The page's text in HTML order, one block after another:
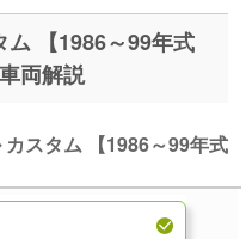
ム 【1986～99年式
車両解説
カスタム 【1986～99年式